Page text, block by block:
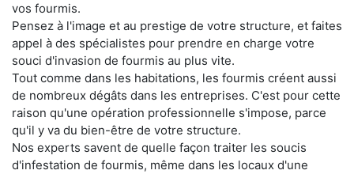
vos fourmis.
Pensez à l'image et au prestige de votre structure, et faites
appel à des spécialistes pour prendre en charge votre
souci d'invasion de fourmis au plus vite.
Tout comme dans les habitations, les fourmis créent aussi
de nombreux dégâts dans les entreprises. C'est pour cette
raison qu'une opération professionnelle s'impose, parce
qu'il y va du bien-être de votre structure.
Nos experts savent de quelle façon traiter les soucis
d'infestation de fourmis, même dans les locaux d'une